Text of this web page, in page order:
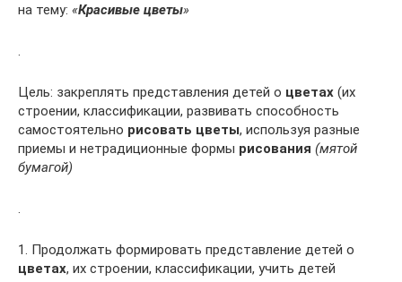
на тему: «Красивые цветы»
Цель: закреплять представления детей о цветах (их
строении, классификации, развивать способность
самостоятельно рисовать цветы, используя разные
приемы и нетрадиционные формы рисования (мятой
бумагой)
1. Продолжать формировать представление детей о
цветах, их строении, классификации, учить детей